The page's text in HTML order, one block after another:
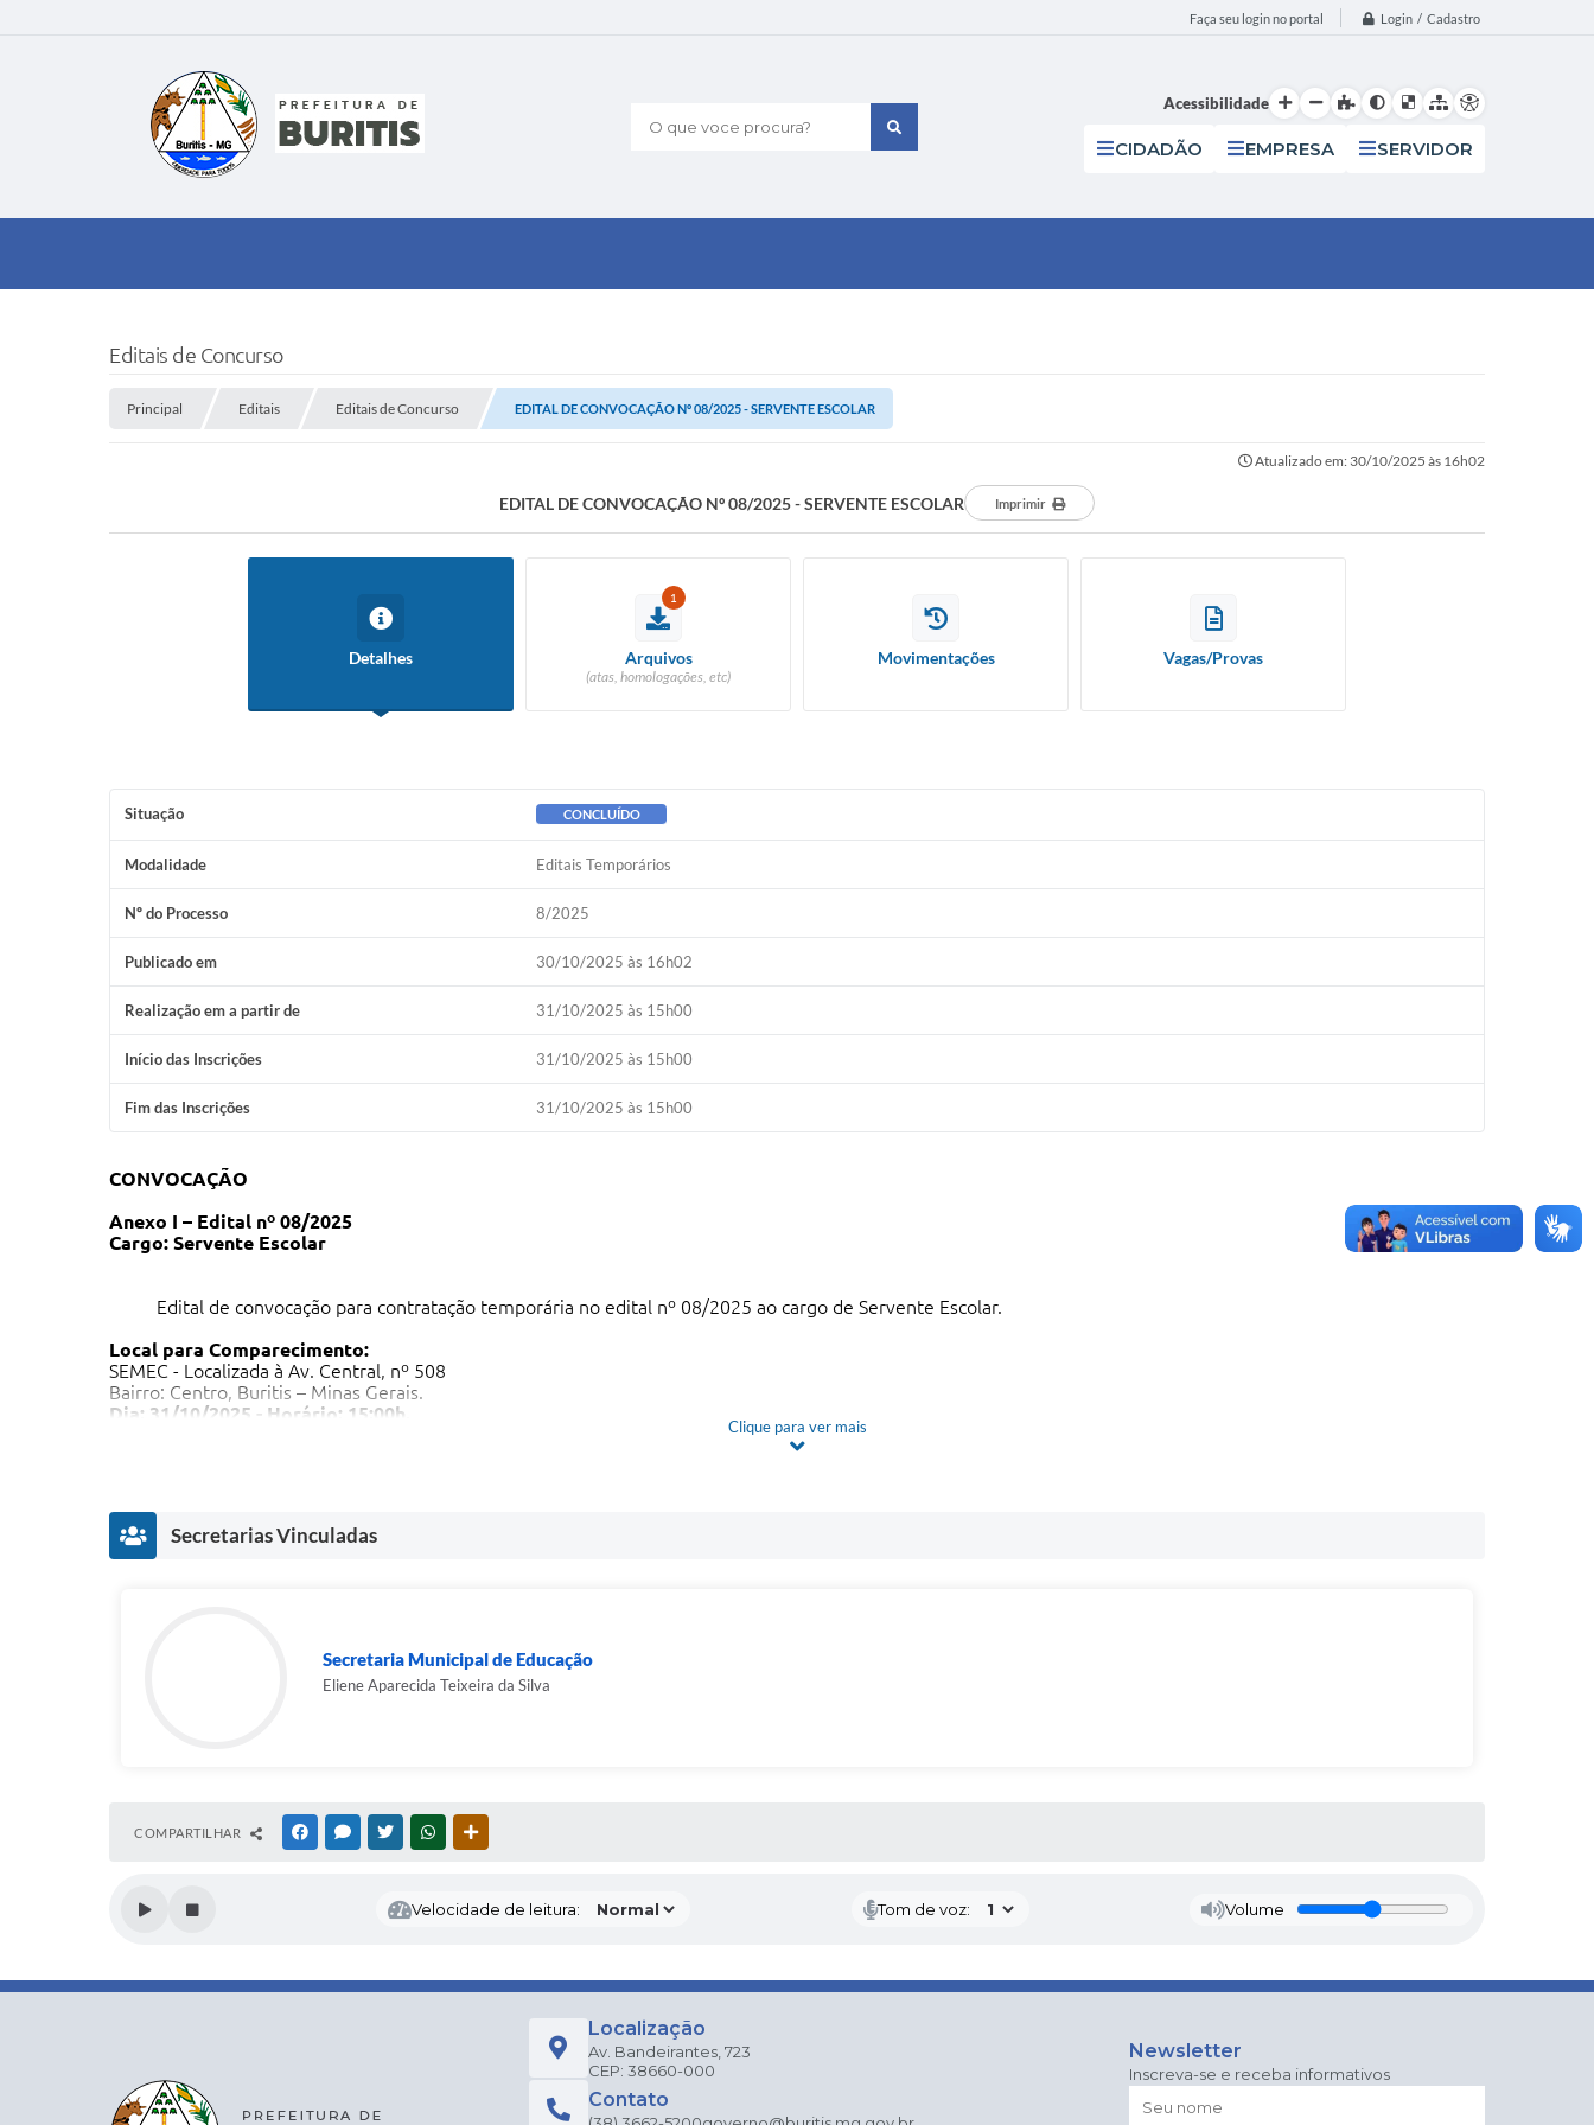
Faça seu login no portal Login / Cadastro
O que voce procura?
Acessibilidade
CIDADÃO EMPRESA SERVIDOR
Editais de Concurso
Principal Editais Editais de Concurso EDITAL DE CONVOCAÇÃO Nº 08/2025 - SERVENTE ESCOLAR
Atualizado em: 30/10/2025 às 16h02
EDITAL DE CONVOCAÇÃO Nº 08/2025 - SERVENTE ESCOLAR Imprimir
Detalhes
1
Arquivos
(atas, homologações, etc)
Movimentações Vagas/Provas
Situação CONCLUÍDO
Modalidade Editais Temporários
Nº do Processo 8/2025
Publicado em 30/10/2025 às 16h02
Realização em a partir de 31/10/2025 às 15h00
Início das Inscrições 31/10/2025 às 15h00
Fim das Inscrições 31/10/2025 às 15h00
CONVOCAÇÃO
Anexo I – Edital nº 08/2025
Cargo: Servente Escolar
Edital de convocação para contratação temporária no edital nº 08/2025 ao cargo de Servente Escolar.
Local para Comparecimento:
SEMEC - Localizada à Av. Central, nº 508
Bairro: Centro, Buritis – Minas Gerais.
Dia: 31/10/2025 - Horário: 15:00h.
SERVENTE ESCOLAR
Clique para ver mais
Secretarias Vinculadas
Secretaria Municipal de Educação
Eliene Aparecida Teixeira da Silva
COMPARTILHAR FACEBOOKMESSENGER
TWITTERWHATSAPP
Velocidade de leitura: Tom de voz: Volume
Localização
Av. Bandeirantes, 723
CEP: 38660-000
Contato
Newsletter
Inscreva-se e receba informativos